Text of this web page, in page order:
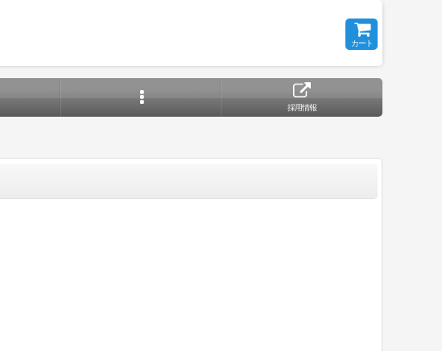
カート
採用情報